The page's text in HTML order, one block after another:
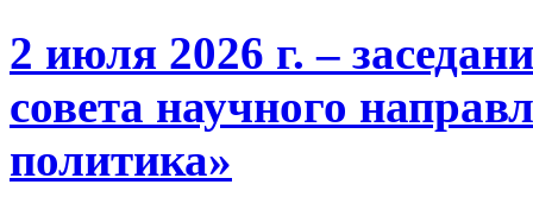
2 июля 2026 г. –
совета научного
политика»